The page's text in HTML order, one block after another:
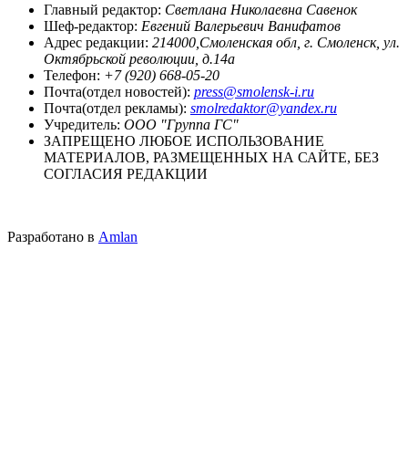
Главный редактор: Светлана Николаевна Савенок
Шеф-редактор: Евгений Валерьевич Ванифатов
Адрес редакции: 214000,Смоленская обл, г. Смоленск, ул.
Октябрьской революции, д.14а
Телефон: +7 (920) 668-05-20
Почта(отдел новостей): press@smolensk-i.ru
Почта(отдел рекламы): smolredaktor@yandex.ru
Учредитель: ООО "Группа ГС"
ЗАПРЕЩЕНО ЛЮБОЕ ИСПОЛЬЗОВАНИЕ
МАТЕРИАЛОВ, РАЗМЕЩЕННЫХ НА САЙТЕ, БЕЗ
СОГЛАСИЯ РЕДАКЦИИ
Разработано в Amlan